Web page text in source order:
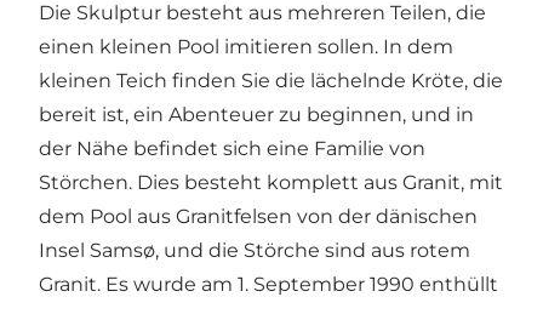
Die Skulptur besteht aus mehreren Teilen, die
einen kleinen Pool imitieren sollen. In dem
kleinen Teich finden Sie die lächelnde Kröte, die
bereit ist, ein Abenteuer zu beginnen, und in
der Nähe befindet sich eine Familie von
Störchen. Dies besteht komplett aus Granit, mit
dem Pool aus Granitfelsen von der dänischen
Insel Samsø, und die Störche sind aus rotem
Granit. Es wurde am 1. September 1990 enthüllt